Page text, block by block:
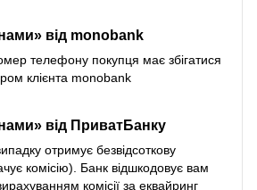
від monobank
телефону покупця має збігатися
клієнта monobank
від ПриватБанку
отримує безвідсоткову
комісію). Банк відшкодовує вам
комісії за еквайринг